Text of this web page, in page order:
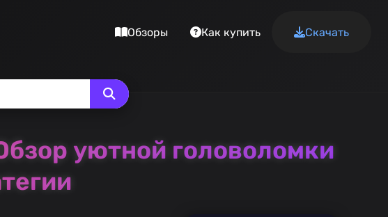
Обзоры Как купить Скачать
уютной головоломки